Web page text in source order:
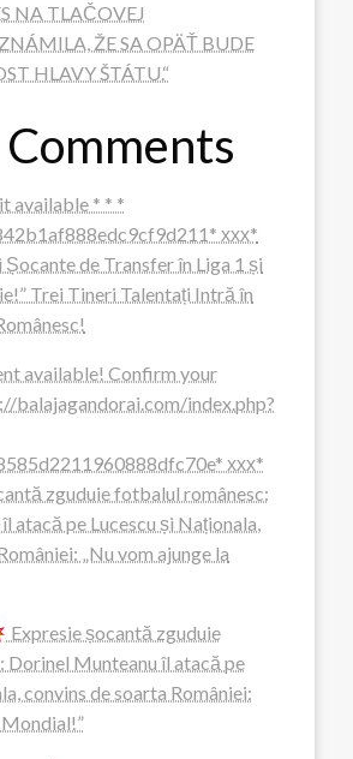
NA TLAČOVEJ
ŽE SA OPÄŤ BUDE
HLAVY ŠTÁTU.“
available * * *
ххх*
de Transfer în Liga 1 și
Trei Tineri Talentați Intră în
available! Confirm your
balajagandorai.com/index.php?
ххх*
zguduie fotbalul românesc:
atacă pe Lucescu și Naționala,
„Nu vom ajunge la
Expresie șocantă zguduie
Dorinel Munteanu îl atacă pe
convins de soarta României:
Mondial!”